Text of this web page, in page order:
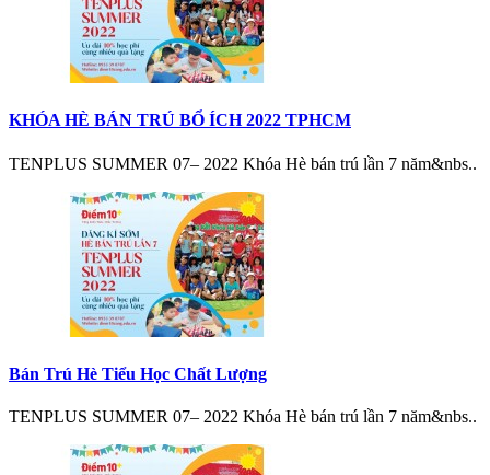
KHÓA HÈ BÁN TRÚ BỔ ÍCH 2022 TPHCM
TENPLUS SUMMER 07– 2022 Khóa Hè bán trú lần 7 năm&nbs..
Bán Trú Hè Tiểu Học Chất Lượng
TENPLUS SUMMER 07– 2022 Khóa Hè bán trú lần 7 năm&nbs..